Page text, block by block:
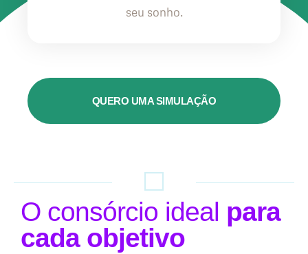
seu sonho.
QUERO UMA SIMULAÇÃO
O consórcio ideal para
cada objetivo